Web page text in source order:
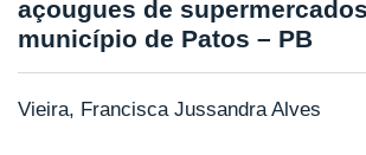
açougues de
município de Patos – PB
Vieira, Francisca Jussandra Alves